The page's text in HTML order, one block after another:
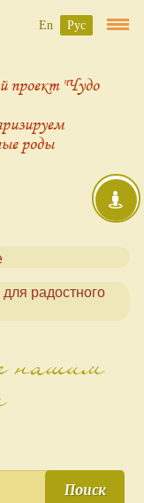
проект "Чудо
роды
нашим
Поиск
En Рус